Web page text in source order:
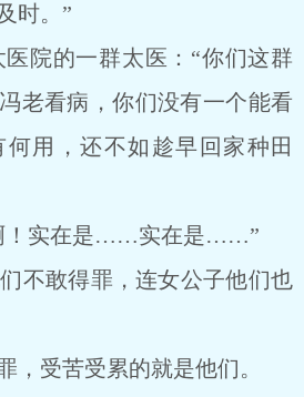
时。”
的一群太医：“你们这群
老看病，你们没有一个能看
用，还不如趁早回家种田
实在是……实在是……”
敢得罪，连女公子他们也
受苦受累的就是他们。